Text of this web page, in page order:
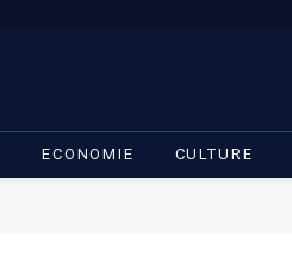
ECONOMIE CULTURE